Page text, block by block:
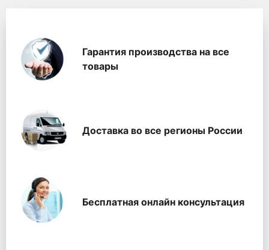
WhitePackГарантия производства на все
товары
Доставка во все регионы России
Бесплатная онлайн консультация